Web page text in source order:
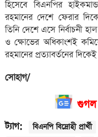
হিসেবে বিএনপির
রহমানের দেশে ফেরার
তিনি দেশে এসে নির্বাচনী
ও ক্ষোভের অধিকাংশই
রহমানের প্রত্যাবর্তনের
সোহাগ/
ট্যাগ: বিএনপি বিদ্রোহী প্রার্থী